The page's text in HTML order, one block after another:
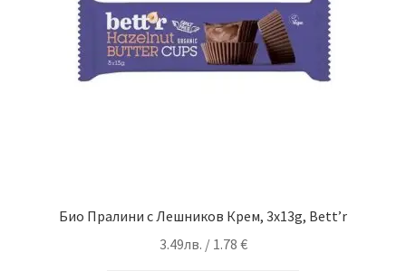
Био Пралини с Лешников Крем, 3x13g, Bett’r
3.49лв. / 1.78 €